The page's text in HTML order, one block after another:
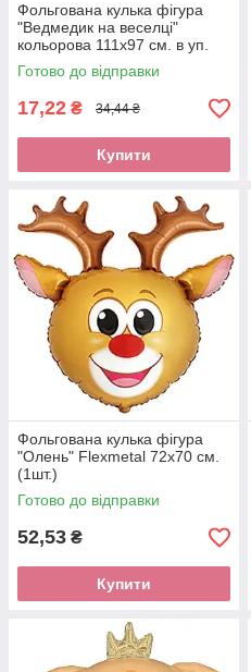
Фольгована кулька фігура
"Ведмедик на веселці"
кольорова 111х97 см. в уп.
(1шт.)
Готово до відправки
17,22 ₴ 34,44 ₴
Купити
Фольгована кулька фігура
"Олень" Flexmetal 72х70 см.
(1шт.)
Готово до відправки
52,53 ₴
Купити